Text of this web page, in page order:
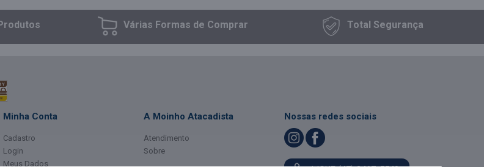
Várias Formas de Comprar Total Segurança
Minha Conta
Cadastro
Login
Meus Dados
A Moinho Atacadista
Atendimento
Sobre
Nossas redes sociais